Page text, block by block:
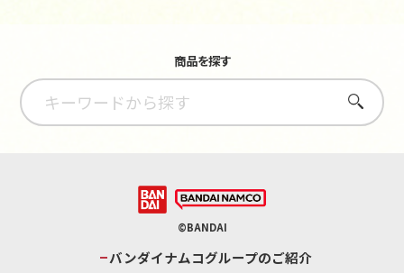
商品を探す
さがす
©BANDAI
バンダイナムコグループのご紹介